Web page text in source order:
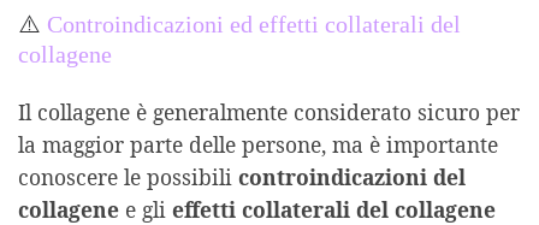
⚠️ Controindicazioni ed effetti collaterali del
collagene
Il collagene è generalmente considerato sicuro per
la maggior parte delle persone, ma è importante
conoscere le possibili controindicazioni del
collagene e gli effetti collaterali del collagene